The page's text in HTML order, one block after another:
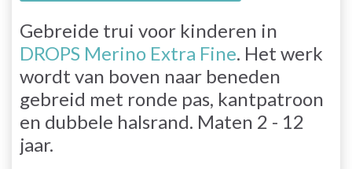
Gebreide trui voor kinderen in
DROPS Merino Extra Fine. Het werk
wordt van boven naar beneden
gebreid met ronde pas, kantpatroon
en dubbele halsrand. Maten 2 - 12
jaar.